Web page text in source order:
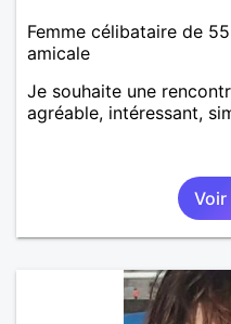
Femme célibataire de
amicale
Je souhaite une
agréable, intéressant,